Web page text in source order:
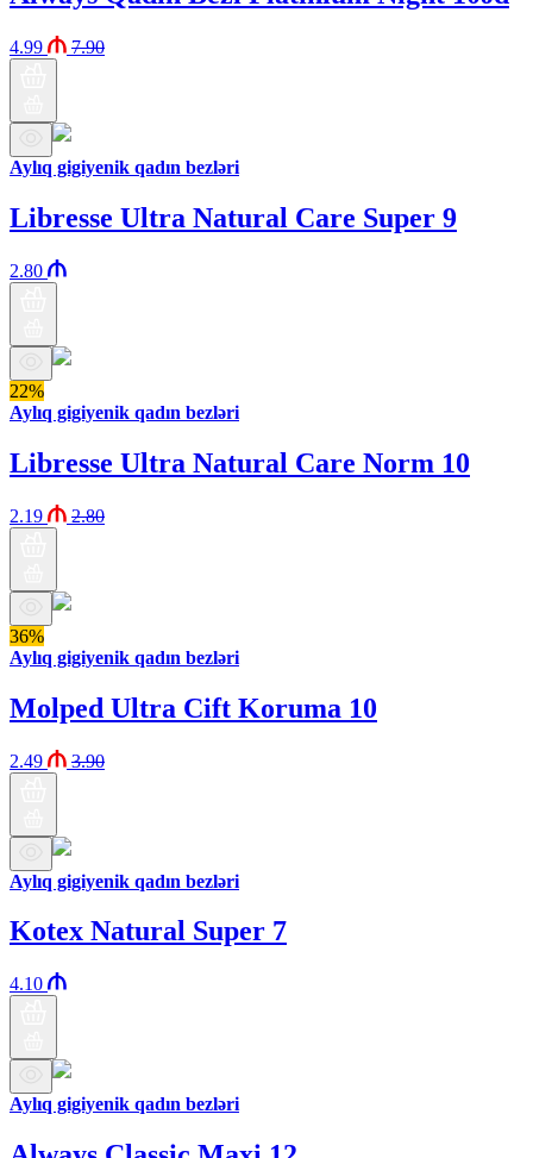
4.99 7.90
Aylıq gigiyenik qadın bezləri
Libresse Ultra Natural Care Super 9
2.80
22%
Aylıq gigiyenik qadın bezləri
Libresse Ultra Natural Care Norm 10
2.19 2.80
36%
Aylıq gigiyenik qadın bezləri
Molped Ultra Cift Koruma 10
2.49 3.90
Aylıq gigiyenik qadın bezləri
Kotex Natural Super 7
4.10
Aylıq gigiyenik qadın bezləri